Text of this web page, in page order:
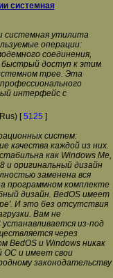
системная
системная утилита
операции:
соединения,
быстрый доступ к этим
трее. Эта
интерфейс с
[5125 ]
систем:
качества каждой из них.
как Windows Me,
и оригинальный дизайн
заменена вся
программном комплекте
дизайн. BedOS имеет
И это без отсутствия
Вам не
из-под
через
BedOS и Windows никак
ОС и имеет свои
законодательству